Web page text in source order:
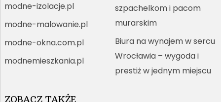
modne-izolacje.pl
modne-malowanie.pl
modne-okna.com.pl
modnemieszkania.pl
szpachelkom i pacom
murarskim
Biura na wynajem w sercu
Wrocławia – wygoda i
prestiż w jednym miejscu
ZOBACZ TAKŻE